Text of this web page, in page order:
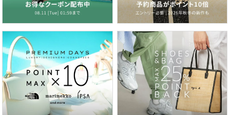
紫外線＆冷房対策にも！いま欲しいのは、サマーカーディガン